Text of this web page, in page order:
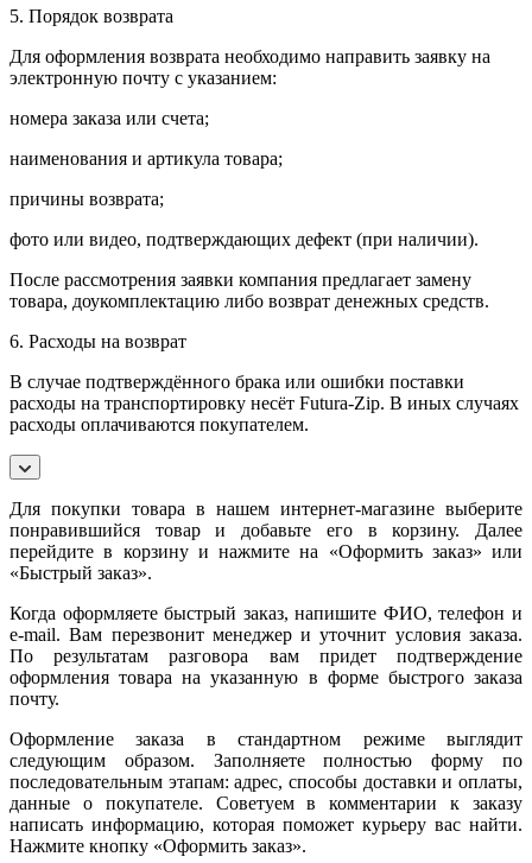
5. Порядок возврата
Для оформления возврата необходимо направить заявку на
электронную почту с указанием:
номера заказа или счета;
наименования и артикула товара;
причины возврата;
фото или видео, подтверждающих дефект (при наличии).
После рассмотрения заявки компания предлагает замену
товара, доукомплектацию либо возврат денежных средств.
6. Расходы на возврат
В случае подтверждённого брака или ошибки поставки
расходы на транспортировку несёт Futura-Zip. В иных случаях
расходы оплачиваются покупателем.
Для покупки товара в нашем интернет-магазине выберите
понравившийся товар и добавьте его в корзину. Далее
перейдите в корзину и нажмите на «Оформить заказ» или
«Быстрый заказ».
Когда оформляете быстрый заказ, напишите ФИО, телефон и
e-mail. Вам перезвонит менеджер и уточнит условия заказа.
По результатам разговора вам придет подтверждение
оформления товара на указанную в форме быстрого заказа
почту.
Оформление заказа в стандартном режиме выглядит
следующим образом. Заполняете полностью форму по
последовательным этапам: адрес, способы доставки и оплаты,
данные о покупателе. Советуем в комментарии к заказу
написать информацию, которая поможет курьеру вас найти.
Нажмите кнопку «Оформить заказ».